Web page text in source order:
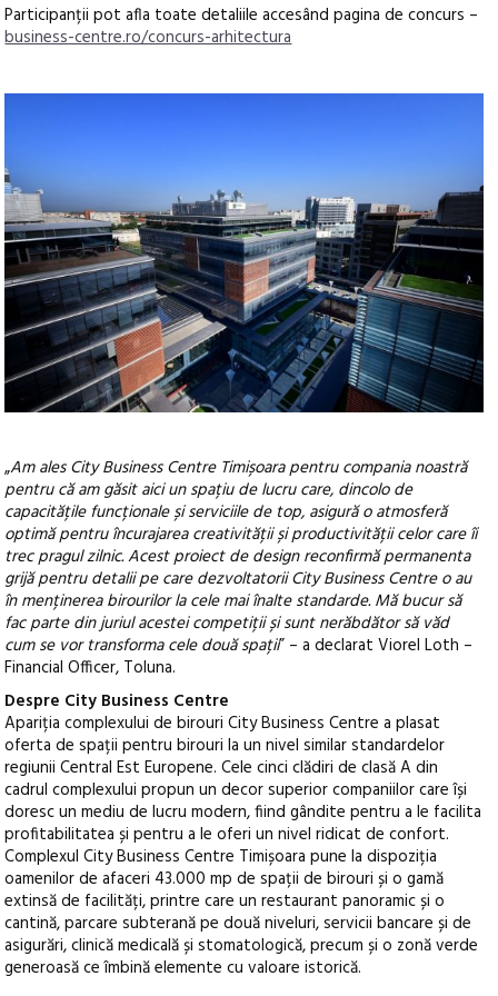
Participanții pot afla toate detaliile accesând pagina de concurs –
business-centre.ro/concurs-arhitectura
„Am ales City Business Centre Timișoara pentru compania noastră
pentru că am găsit aici un spațiu de lucru care, dincolo de
capacitățile funcționale și serviciile de top, asigură o atmosferă
optimă pentru încurajarea creativității și productivității celor care îi
trec pragul zilnic. Acest proiect de design reconfirmă permanenta
grijă pentru detalii pe care dezvoltatorii City Business Centre o au
în menținerea birourilor la cele mai înalte standarde. Mă bucur să
fac parte din juriul acestei competiții și sunt nerăbdător să văd
cum se vor transforma cele două spații” – a declarat Viorel Loth –
Financial Officer, Toluna.
Despre City Business Centre
Apariția complexului de birouri City Business Centre a plasat
oferta de spații pentru birouri la un nivel similar standardelor
regiunii Central Est Europene. Cele cinci clădiri de clasă A din
cadrul complexului propun un decor superior companiilor care își
doresc un mediu de lucru modern, fiind gândite pentru a le facilita
profitabilitatea și pentru a le oferi un nivel ridicat de confort.
Complexul City Business Centre Timișoara pune la dispoziția
oamenilor de afaceri 43.000 mp de spații de birouri și o gamă
extinsă de facilități, printre care un restaurant panoramic și o
cantină, parcare subterană pe două niveluri, servicii bancare și de
asigurări, clinică medicală și stomatologică, precum și o zonă verde
generoasă ce îmbină elemente cu valoare istorică.